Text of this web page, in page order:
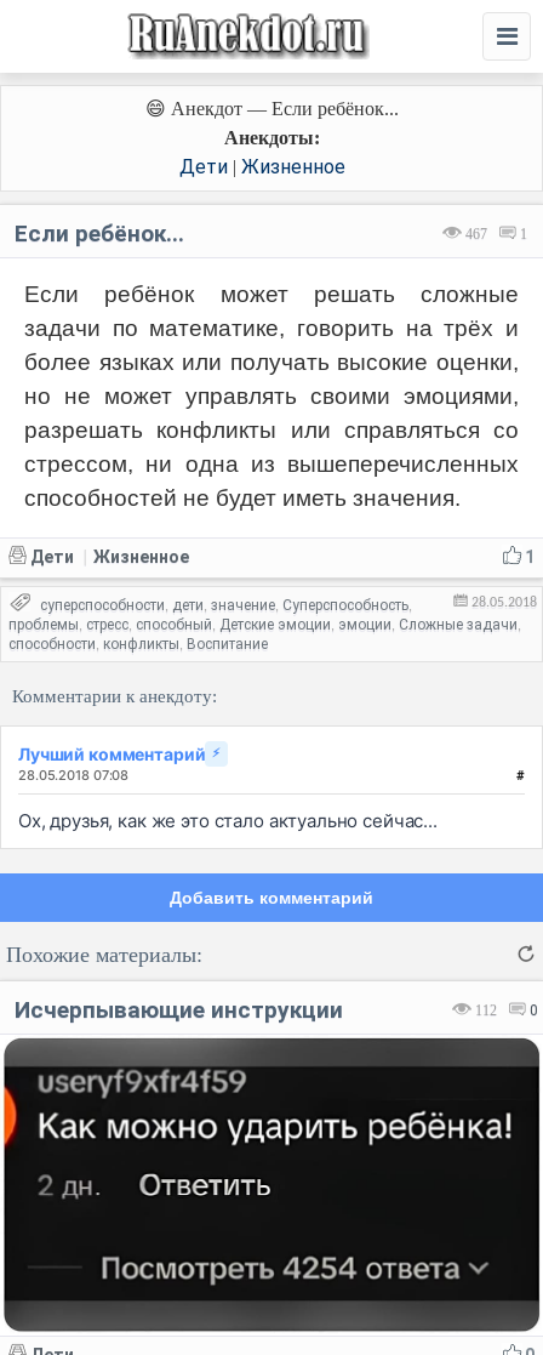
😄 Анекдот — Если ребёнок...
Анекдоты:
Дети | Жизненное
467 1
Если ребёнок...
Если ребёнок может решать сложные
задачи по математике, говорить на трёх и
более языках или получать высокие оценки,
но не может управлять своими эмоциями,
разрешать конфликты или справляться со
стрессом, ни одна из вышеперечисленных
способностей не будет иметь значения.
1
Дети Жизненное
28.05.2018
суперспособности, дети, значение, Суперспособность,
проблемы, стресс, способный, Детские эмоции, эмоции, Сложные задачи,
способности, конфликты, Воспитание
Комментарии к анекдоту:
Лучший комментарий ⚡
28.05.2018 07:08 #
Ох, друзья, как же это стало актуально сейчас...
Добавить комментарий
Отмена Отправить
Похожие материалы:
112 0
Исчерпывающие инструкции